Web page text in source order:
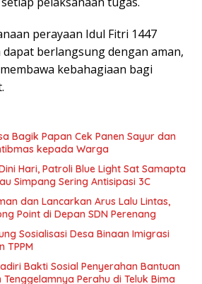
perayaan Idul Fitri 1447
berlangsung dengan aman,
kebahagiaan bagi
Bagik Papan Cek Panen Sayur dan
kepada Warga
Hari, Patroli Blue Light Sat Samapta
Simpang Sering Antisipasi 3C
dan Lancarkan Arus Lalu Lintas,
Point di Depan SDN Perenang
Sosialisasi Desa Binaan Imigrasi
TPPM
Bakti Sosial Penyerahan Bantuan
Perahu di Teluk Bima